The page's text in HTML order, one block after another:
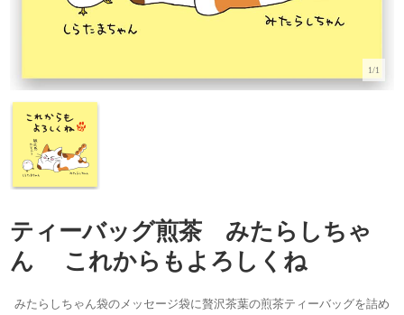
1/1
ティーバッグ煎茶 みたらしちゃ
ん これからもよろしくね
みたらしちゃん袋のメッセージ袋に贅沢茶葉の煎茶ティーバッグを詰め